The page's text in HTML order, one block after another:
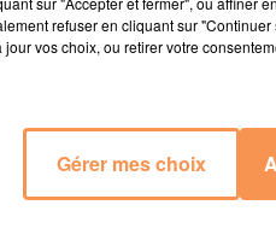
refuser en cliquant sur
jour vos choix, ou retirer votre
Gérer mes choix